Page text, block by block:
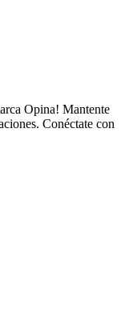
Opina! Mantente
Conéctate con